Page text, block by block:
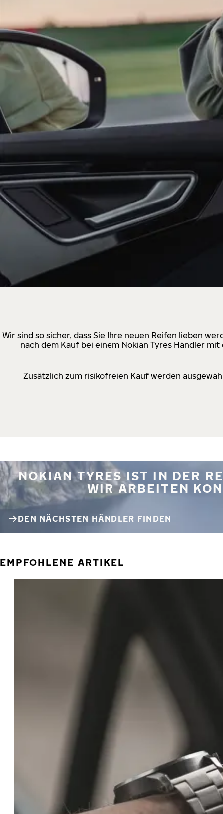
Wir sind so sicher, dass Sie Ihre neuen Reifen lieben
nach dem Kauf bei einem Nokian Tyres Händler
Zusätzlich zum risikofreien Kauf werden
NOKIAN TYRES IST IN DER
WIR ARBEITEN
DEN NÄCHSTEN HÄNDLER FINDEN
EMPFOHLENE ARTIKEL